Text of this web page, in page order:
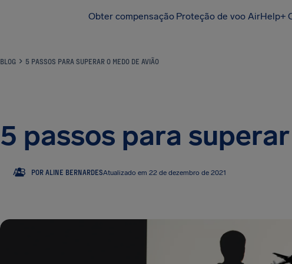
Obter compensação Proteção de voo AirHelp+
BLOG 5 PASSOS PARA SUPERAR O MEDO DE AVIÃO
5 passos para
AB POR ALINE BERNARDESAtualizado em 22 de dezembro de 2021